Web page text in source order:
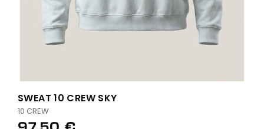
SWEAT 10 CREW SKY
10 CREW